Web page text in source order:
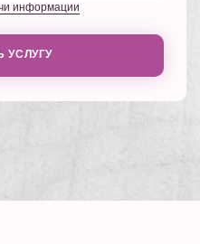
информации
УСЛУГУ